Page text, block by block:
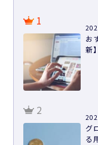
1
お
新
2
グ
る